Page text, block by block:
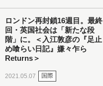
ロンドン再封鎖16週目。最終
回・英国社会は「新たな段
階」に。＜入江敦彦の『足止
め喰らい日記』嫌々乍ら
Returns＞
2021.05.07 国際